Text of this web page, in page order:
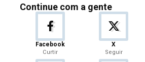
Continue com a gente
Facebook
Curtir
X
Seguir